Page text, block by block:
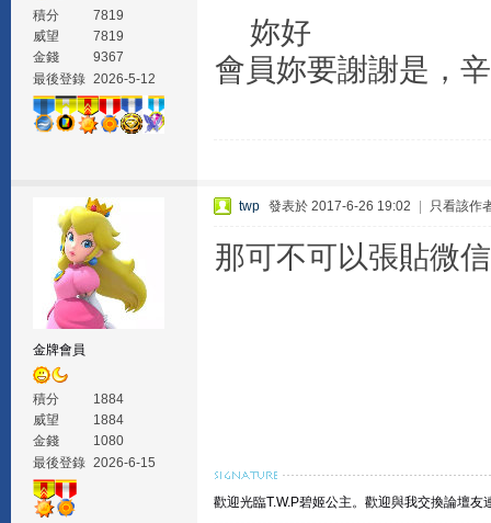
積分
7819
威望
7819
金錢
9367
最後登錄 2026-5-12
妳好
會員妳要謝謝是，
金牌會員
積分
1884
威望
1884
金錢
1080
最後登錄 2026-6-15
twp 發表於 2017-6-26 19:02 只看該作
那可不可以張貼微
歡迎光臨T.W.P碧姬公主。 歡迎與我交換論壇友